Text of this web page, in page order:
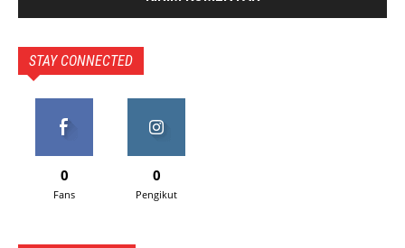
STAY CONNECTED
0
Fans
0
Pengikut